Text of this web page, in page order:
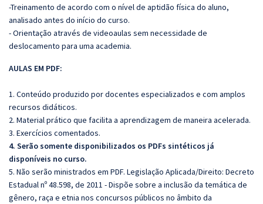
-Treinamento de acordo com o nível de aptidão física do aluno,
analisado antes do início do curso.
- Orientação através de videoaulas sem necessidade de
deslocamento para uma academia.
AULAS EM PDF:
1. Conteúdo produzido por docentes especializados e com amplos
recursos didáticos.
2. Material prático que facilita a aprendizagem de maneira acelerada.
3. Exercícios comentados.
4. Serão somente disponibilizados os PDFs sintéticos já
disponíveis no curso.
5. Não serão ministrados em PDF. Legislação Aplicada/Direito: Decreto
Estadual nº 48.598, de 2011 - Dispõe sobre a inclusão da temática de
gênero, raça e etnia nos concursos públicos no âmbito da